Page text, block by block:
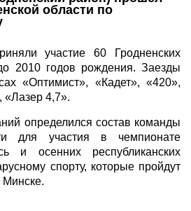
области по
участие 60 Гродненских
2010 годов рождения. Заезды
«Оптимист», «Кадет», «420»,
«Лазер 4,7».
определился состав команды
для участия в чемпионате
и осенних республиканских
спорту, которые пройдут
Минске.